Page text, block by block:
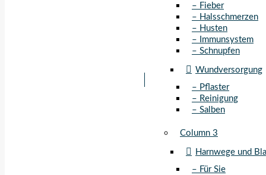
– Fieber
– Halsschmerzen
– Husten
– Immunsystem
– Schnupfen
Wundversorgung
– Pflaster
– Reinigung
– Salben
Column 3
Harnwege und
– Für Sie